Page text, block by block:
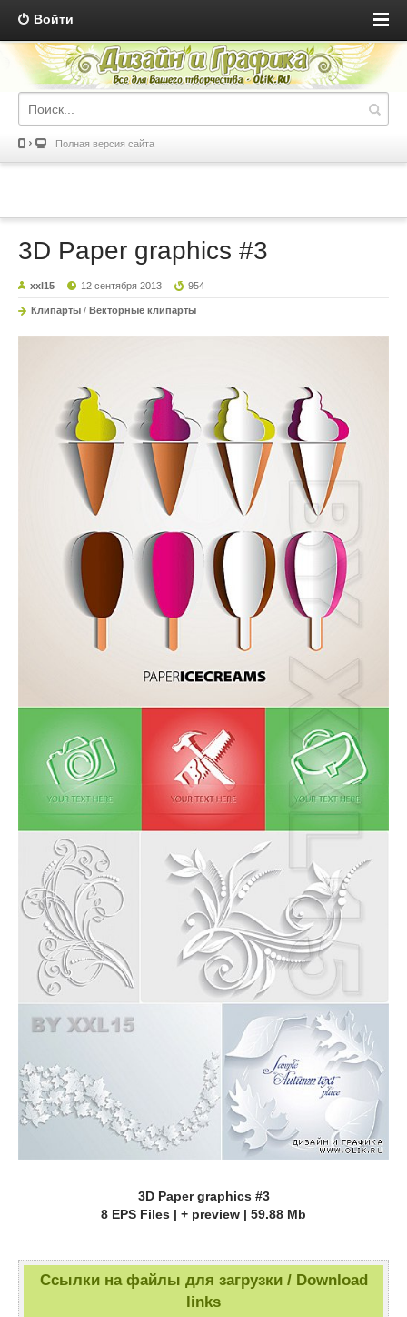
Войти
Полная версия сайта
3D Paper graphics #3
xxl15 12 сентября 2013 954
Клипарты / Векторные клипарты
3D Paper graphics #3
8 EPS Files | + preview | 59.88 Mb
Ссылки на файлы для загрузки / Download
links